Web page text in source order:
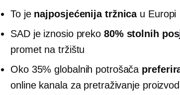
To je najposjećenija tržnicau Europi
SAD je iznosio preko 80% stolnih
promet na tržištu
Oko 35% globalnih potrošača
online kanala za pretraživanje